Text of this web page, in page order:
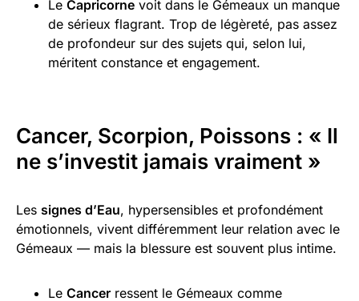
Le Capricorne voit dans le Gémeaux un manque
de sérieux flagrant. Trop de légèreté, pas assez
de profondeur sur des sujets qui, selon lui,
méritent constance et engagement.
Cancer, Scorpion, Poissons : « Il
ne s’investit jamais vraiment »
Les signes d’Eau, hypersensibles et profondément
émotionnels, vivent différemment leur relation avec le
Gémeaux — mais la blessure est souvent plus intime.
Le Cancer ressent le Gémeaux comme